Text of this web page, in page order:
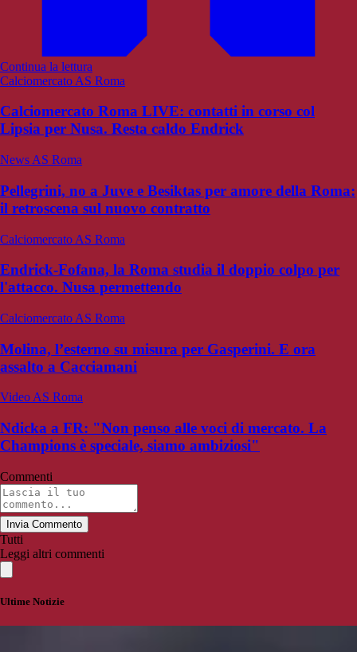
Continua la lettura
Calciomercato AS Roma
Calciomercato Roma LIVE: contatti in corso col
Lipsia per Nusa. Resta caldo Endrick
News AS Roma
Pellegrini, no a Juve e Besiktas per amore della Roma:
il retroscena sul nuovo contratto
Calciomercato AS Roma
Endrick-Fofana, la Roma studia il doppio colpo per
l'attacco. Nusa permettendo
Calciomercato AS Roma
Molina, l’esterno su misura per Gasperini. E ora
assalto a Cacciamani
Video AS Roma
Ndicka a FR: "Non penso alle voci di mercato. La
Champions è speciale, siamo ambiziosi"
Commenti
Invia Commento
Tutti
Leggi altri commenti
Ultime Notizie